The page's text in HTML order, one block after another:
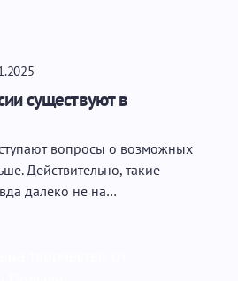
существуют в
вопросы о возможных
Действительно, такие
далеко не на…